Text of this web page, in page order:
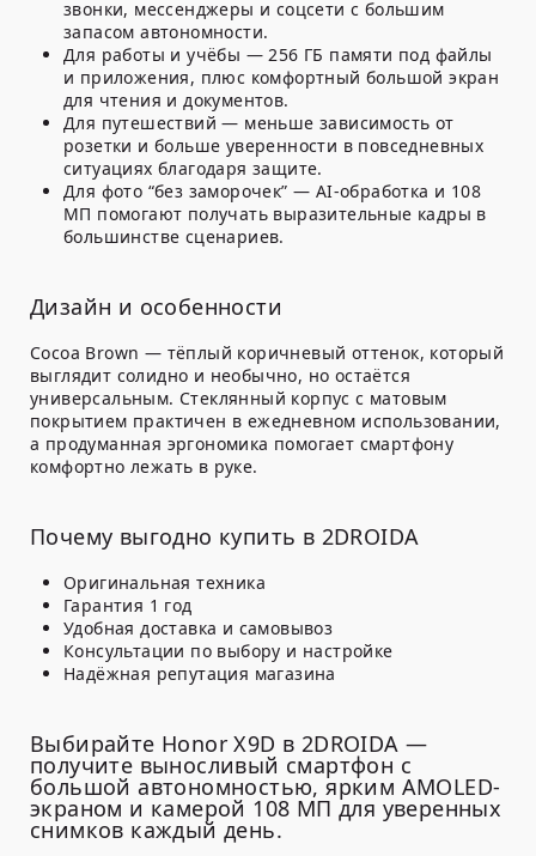
звонки, мессенджеры и соцсети с большим
запасом автономности.
Для работы и учёбы — 256 ГБ памяти под файлы
и приложения, плюс комфортный большой экран
для чтения и документов.
Для путешествий — меньше зависимость от
розетки и больше уверенности в повседневных
ситуациях благодаря защите.
Для фото “без заморочек” — AI-обработка и 108
МП помогают получать выразительные кадры в
большинстве сценариев.
Дизайн и особенности
Cocoa Brown — тёплый коричневый оттенок, который
выглядит солидно и необычно, но остаётся
универсальным. Стеклянный корпус с матовым
покрытием практичен в ежедневном использовании,
а продуманная эргономика помогает смартфону
комфортно лежать в руке.
Почему выгодно купить в 2DROIDA
Оригинальная техника
Гарантия 1 год
Удобная доставка и самовывоз
Консультации по выбору и настройке
Надёжная репутация магазина
Выбирайте Honor X9D в 2DROIDA —
получите выносливый смартфон с
большой автономностью, ярким AMOLED-
экраном и камерой 108 МП для уверенных
снимков каждый день.